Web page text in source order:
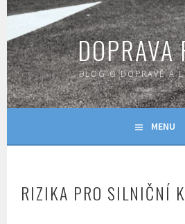
Skip
content
DOPRAVA
BLOG O DOPRAVĚ A
MENU
RIZIKA PRO SILNIČNÍ